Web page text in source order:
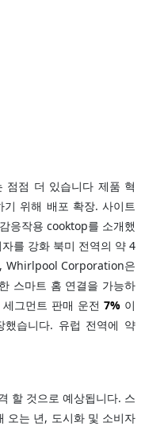
점점 더 있습니다 제품 혁
위해 배포 확장. 사이트
응작용 cooktop를 소개했
를 강화 북미 전역의 약 4
Whirlpool Corporation은
스마트 홈 연결을 가능하
세그먼트 판매 운전7% 이
습니다. 유럽 전역에 약
할 것으로 예상됩니다. 스
오는 년, 도시화 및 소비자